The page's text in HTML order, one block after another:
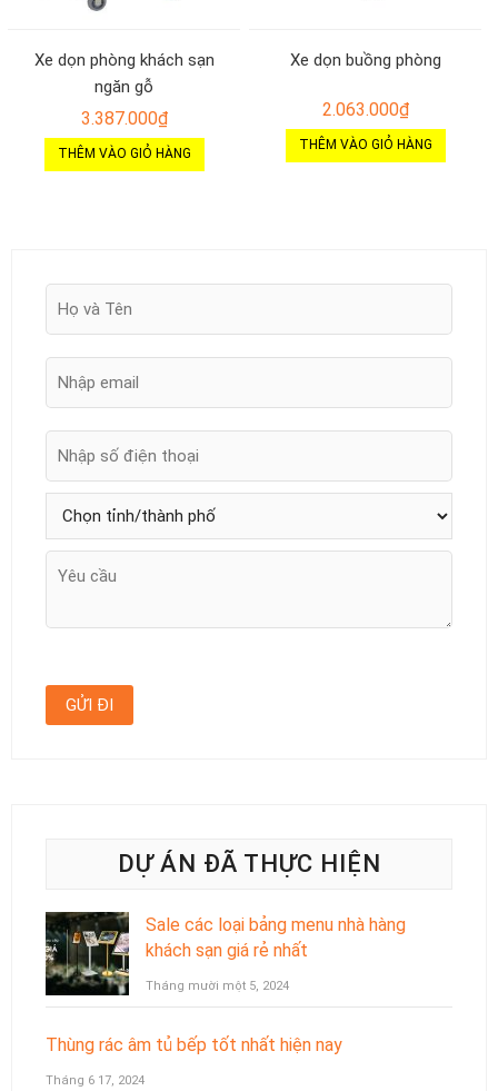
Xe dọn phòng khách sạn
ngăn gỗ
3.387.000₫
THÊM VÀO GIỎ HÀNG
Xe dọn buồng phòng
2.063.000₫
THÊM VÀO GIỎ HÀNG
DỰ ÁN ĐÃ THỰC HIỆN
Sale các loại bảng menu nhà hàng
khách sạn giá rẻ nhất
Tháng mười một 5, 2024
Thùng rác âm tủ bếp tốt nhất hiện nay
Tháng 6 17, 2024